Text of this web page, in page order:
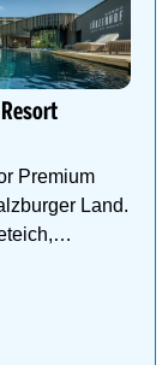
Premium
Land.